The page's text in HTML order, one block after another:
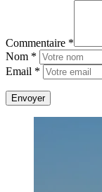
Commentaire *
Nom *
Email *